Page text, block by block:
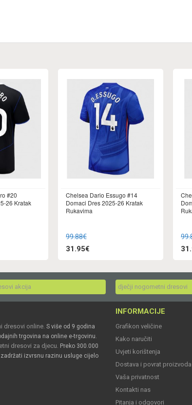
#20
26 Kratak
Chelsea Dario Essugo #14
Domaci Dres 2025-26 Kratak
Rukavima
99.88€
31.95€
akcija dječji nogometni dresovi
dresovi online. S više od 9 godina
trgovina na online e-trgovinu.
dresovi za djecu. Preko 300.000
izvrsnu razinu usluge cijelo
INFORMACIJE
Grafikon veličine
Kako naručiti
Uvjeti korištenja
Dostava i povrat proizvoda
Vaša privatnost
Kontakti nas
Pitanja i odgovori